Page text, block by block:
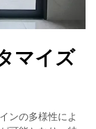
マイズ
ンの多様性によ